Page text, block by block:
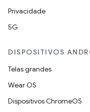
Privacidade
5G
DISPOSITIVOS
Telas grandes
Wear OS
Dispositivos ChromeOS